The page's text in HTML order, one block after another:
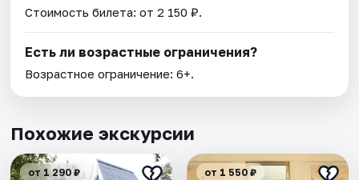
Стоимость билета: от 2 150 ₽.
Есть ли возрастные ограничения?
Возрастное ограничение: 6+.
Похожие экскурсии
от 1 290 ₽ от 1 550 ₽